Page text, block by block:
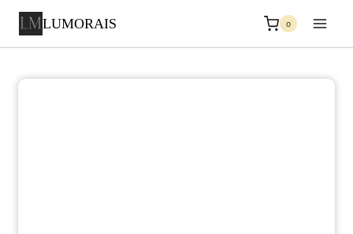
LUMORAIS 0